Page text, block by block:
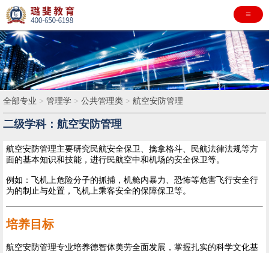
≡
全部专业 > 管理学 > 公共管理类 > 航空安防管理
二级学科：航空安防管理
航空安防管理主要研究民航安全保卫、擒拿格斗、民航法律法规等方
面的基本知识和技能，进行民航空中和机场的安全保卫等。
例如：飞机上危险分子的抓捕，机舱内暴力、恐怖等危害飞行安全行
为的制止与处置，飞机上乘客安全的保障保卫等。
培养目标
航空安防管理专业培养德智体美劳全面发展，掌握扎实的科学文化基